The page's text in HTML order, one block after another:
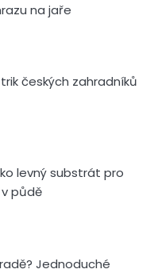
na jaře
českých zahradníků
levný substrát pro
půdě
Jednoduché